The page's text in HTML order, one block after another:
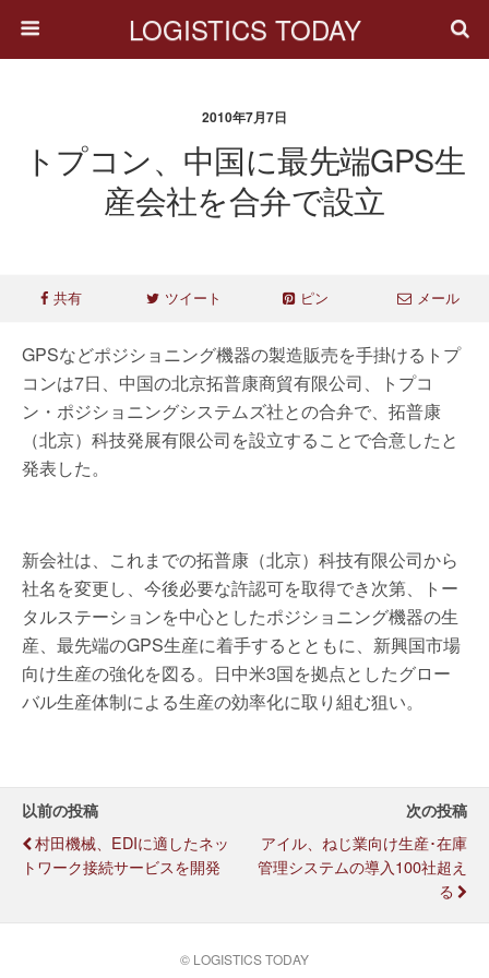
LOGISTICS TODAY
2010年7月7日
トプコン、中国に最先端GPS生
産会社を合弁で設立
共有 ツイート ピン メール
GPSなどポジショニング機器の製造販売を手掛けるトプ
コンは7日、中国の北京拓普康商貿有限公司、トプコ
ン・ポジショニングシステムズ社との合弁で、拓普康
（北京）科技発展有限公司を設立することで合意したと
発表した。
新会社は、これまでの拓普康（北京）科技有限公司から
社名を変更し、今後必要な許認可を取得でき次第、トー
タルステーションを中心としたポジショニング機器の生
産、最先端のGPS生産に着手するとともに、新興国市場
向け生産の強化を図る。日中米3国を拠点としたグロー
バル生産体制による生産の効率化に取り組む狙い。
以前の投稿
村田機械、EDIに適したネッ
トワーク接続サービスを開発
次の投稿
アイル、ねじ業向け生産･在庫
管理システムの導入100社超え
る
© LOGISTICS TODAY